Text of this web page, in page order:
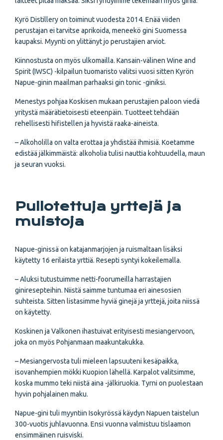
Kyrö Distillery on toiminut vuodesta 2014. Enää viiden
perustajan ei tarvitse aprikoida, meneekö gini Suomessa
kaupaksi. Myynti on ylittänyt jo perustajien arviot.
Kiinnostusta on myös ulkomailla. Kansain-välinen Wine and
Spirit (IWSC) -kilpailun tuomaristo valitsi vuosi sitten Kyrön
Napue-ginin maailman parhaaksi gin tonic -giniksi.
Menestys pohjaa Koskisen mukaan perustajien paloon viedä
yritystä määrätietoisesti eteenpäin. Tuotteet tehdään
rehellisesti hifistellen ja hyvistä raaka-aineista.
– Alkoholilla on valta erottaa ja yhdistää ihmisiä. Koetamme
edistää jälkimmäistä: alkoholia tulisi nauttia kohtuudella, maun
ja seuran vuoksi.
Pullotettuja yrttejä ja
muistoja
Napue-ginissä on katajanmarjojen ja ruismaltaan lisäksi
käytetty 16 erilaista yrttiä. Resepti syntyi kokeilemalla.
– Aluksi tutustuimme netti-foorumeilla harrastajien
giniresepteihin. Niistä saimme tuntumaa eri ainesosien
suhteista. Sitten listasimme hyviä ginejä ja yrttejä, joita niissä
on käytetty.
Koskinen ja Valkonen ihastuivat erityisesti mesiangervoon,
joka on myös Pohjanmaan maakuntakukka.
– Mesiangervosta tuli mieleen lapsuuteni kesäpaikka,
isovanhempien mökki Kuopion lähellä. Karpalot valitsimme,
koska mummo teki niistä aina -jälkiruokia. Tyrni on puolestaan
hyvin pohjalainen maku.
Napue-gini tuli myyntiin Isokyrössä käydyn Napuen taistelun
300-vuotis juhlavuonna. Ensi vuonna valmistuu tislaamon
ensimmäinen ruisviski.